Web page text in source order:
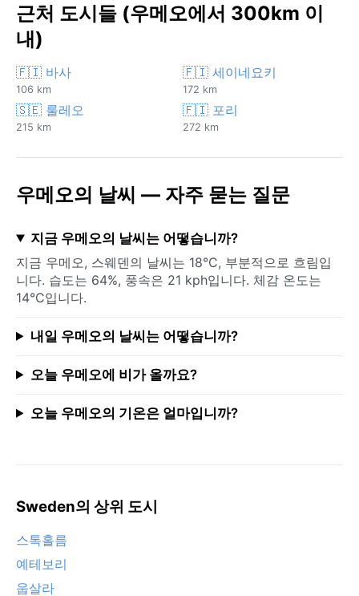
근처 도시들 (우메오에서 300km 이
내)
🇫🇮 바사
106 km
🇫🇮 세이네요키
172 km
🇸🇪 룰레오
215 km
🇫🇮 포리
272 km
우메오의 날씨 — 자주 묻는 질문
지금 우메오의 날씨는 어떻습니까?
지금 우메오, 스웨덴의 날씨는 18°C, 부분적으로 흐림입
니다. 습도는 64%, 풍속은 21 kph입니다. 체감 온도는
14°C입니다.
내일 우메오의 날씨는 어떻습니까?
오늘 우메오에 비가 올까요?
오늘 우메오의 기온은 얼마입니까?
Sweden의 상위 도시
스톡홀름
예테보리
웁살라